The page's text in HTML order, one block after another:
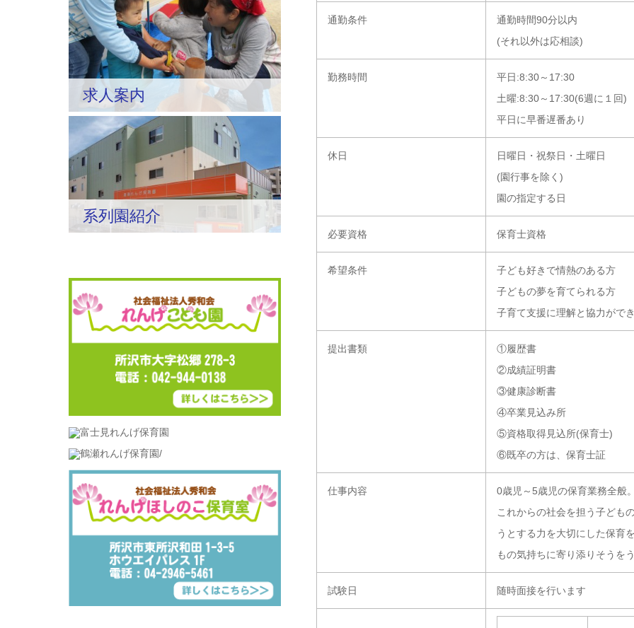
通勤条件
通勤時間90分以内
(それ以外は応相談)
勤務時間
平日:8:30～17:30
土曜:8:30～17:30(6週に１回)
平日に早番遅番あり
休日
日曜日・祝祭日・土曜日
(園行事を除く)
園の指定する日
必要資格 保育士資格
希望条件
子ども好きで情熱のある方
子どもの夢を育てられる方
子育て支援に理解と協力がで
提出書類
①履歴書
②成績証明書
③健康診断書
④卒業見込み所
⑤資格取得見込所(保育士)
⑥既卒の方は、保育士証
仕事内容
0歳児～5歳児の保育業務全般
これからの社会を担う子ども
うとする力を大切にした保育
もの気持ちに寄り添りそうを
試験日 随時面接を行います
求人案内
系列園紹介